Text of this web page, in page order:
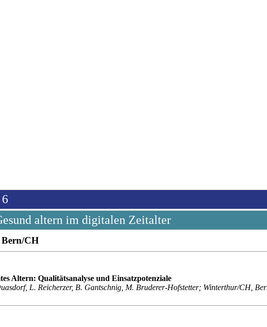
altern im digitalen Zeitalter
CH
Altern: Qualitätsanalyse und Einsatzpotenziale
L. Reicherzer, B. Gantschnig, M. Bruderer-Hofstetter; Winterthur/CH,